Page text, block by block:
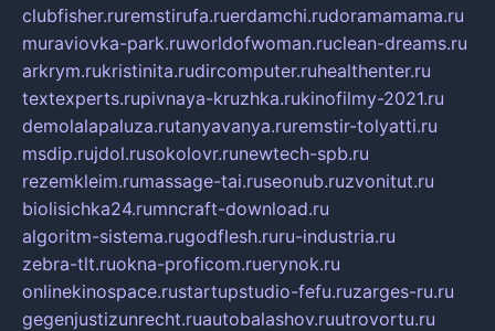
clubfisher.ruremstirufa.ruerdamchi.rudoramamama.ru
muraviovka-park.ruworldofwoman.ruclean-dreams.ru
arkrym.rukristinita.rudircomputer.ruhealthenter.ru
textexperts.rupivnaya-kruzhka.rukinofilmy-2021.ru
demolalapaluza.rutanyavanya.ruremstir-tolyatti.ru
msdip.rujdol.rusokolovr.runewtech-spb.ru
rezemkleim.rumassage-tai.ruseonub.ruzvonitut.ru
biolisichka24.rumncraft-download.ru
algoritm-sistema.rugodflesh.ruru-industria.ru
zebra-tlt.ruokna-proficom.ruerynok.ru
onlinekinospace.rustartupstudio-fefu.ruzarges-ru.ru
gegenjustizunrecht.ruautobalashov.ruutrovortu.ru